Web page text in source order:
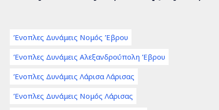
Ένοπλες Δυνάμεις Νομός Έβρου
Ένοπλες Δυνάμεις Αλεξανδρούπολη Έβρου
Ένοπλες Δυνάμεις Λάρισα Λάρισας
Ένοπλες Δυνάμεις Νομός Λάρισας